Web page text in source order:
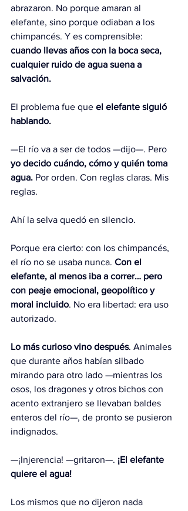
abrazaron. No porque amaran al
elefante, sino porque odiaban a los
chimpancés. Y es comprensible:
cuando llevas años con la boca seca,
cualquier ruido de agua suena a
salvación.
El problema fue que el elefante siguió
hablando.
—El río va a ser de todos —dijo—. Pero
yo decido cuándo, cómo y quién toma
agua. Por orden. Con reglas claras. Mis
reglas.
Ahí la selva quedó en silencio.
Porque era cierto: con los chimpancés,
el río no se usaba nunca. Con el
elefante, al menos iba a correr… pero
con peaje emocional, geopolítico y
moral incluido. No era libertad: era uso
autorizado.
Lo más curioso vino después. Animales
que durante años habían silbado
mirando para otro lado —mientras los
osos, los dragones y otros bichos con
acento extranjero se llevaban baldes
enteros del río—, de pronto se pusieron
indignados.
—¡Injerencia! —gritaron—. ¡El elefante
quiere el agua!
Los mismos que no dijeron nada